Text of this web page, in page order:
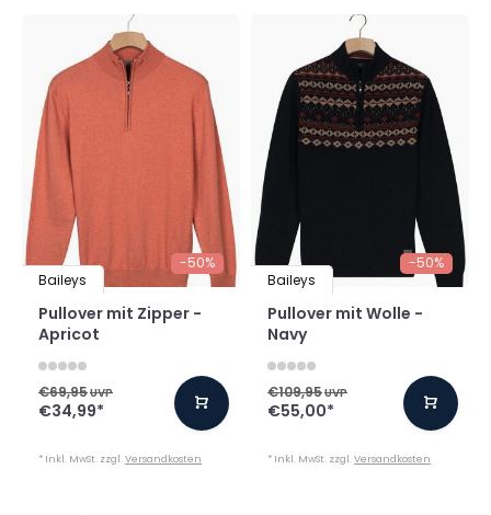
-50%
Baileys
Pullover mit Zipper -
Apricot
€69,95UVP
€34,99*
* Inkl. MwSt. zzgl. Versandkosten
-50%
Baileys
Pullover mit Wolle -
Navy
€109,95UVP
€55,00*
* Inkl. MwSt. zzgl. Versandkosten